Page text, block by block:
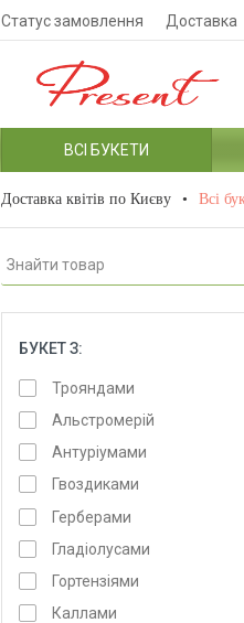
Статус замовлення Доставка
ВСІ БУКЕТИ
Доставка квітів по Києву Всі
БУКЕТ З:
Трояндами
Альстромерій
Антуріумами
Гвоздиками
Герберами
Гладіолусами
Гортензіями
Каллами